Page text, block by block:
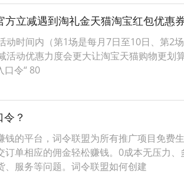
立减遇到淘礼金天猫淘宝红包优惠
动时间内（第1场是每月7日至10日、第2
活动优惠力度会更大让淘宝天猫购物更
口令“ 80
？
的平台，词令联盟为所有推广项目免
单相应的佣金轻松赚钱。0成本无压力
服务等问题。词令联盟如何创建